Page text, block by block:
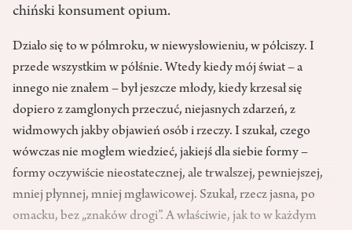
chiński konsument opium.
Działo się to w półmroku, w niewysłowieniu, w półciszy. I
przede wszystkim w półśnie. Wtedy kiedy mój świat – a
innego nie znałem – był jeszcze młody, kiedy krzesał się
dopiero z zamglonych przeczuć, niejasnych zdarzeń, z
widmowych jakby objawień osób i rzeczy. I szukał, czego
wówczas nie mogłem wiedzieć, jakiejś dla siebie formy –
formy oczywiście nieostatecznej, ale trwalszej, pewniejszej,
mniej płynnej, mniej mgławicowej. Szukał, rzecz jasna, po
omacku, bez „znaków drogi”. A właściwie, jak to w każdym